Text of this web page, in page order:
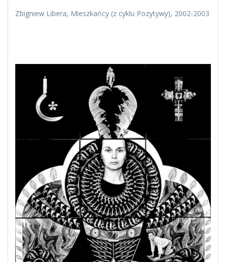
Zbigniew Libera, Mieszkańcy (z cyklu Pozytywy), 2002-2003